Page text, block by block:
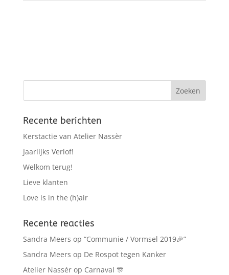
Recente berichten
Kerstactie van Atelier Nassèr
Jaarlijks Verlof!
Welkom terug!
Lieve klanten
Love is in the (h)air
Recente reacties
Sandra Meers op “Communie / Vormsel 2019🎉”
Sandra Meers op De Rospot tegen Kanker
Atelier Nassérop Carnaval 🎊